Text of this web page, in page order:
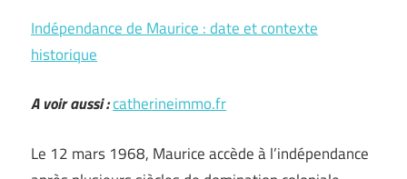
Indépendance de Maurice : date et contexte
historique
A voir aussi :catherineimmo.fr
Le 12 mars 1968, Maurice accède à l’indépendance